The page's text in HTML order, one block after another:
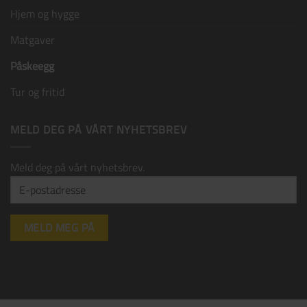
Hjem og hygge
Matgaver
Påskeegg
Tur og fritid
MELD DEG PÅ VÅRT NYHETSBREV
Meld deg på vårt nyhetsbrev.